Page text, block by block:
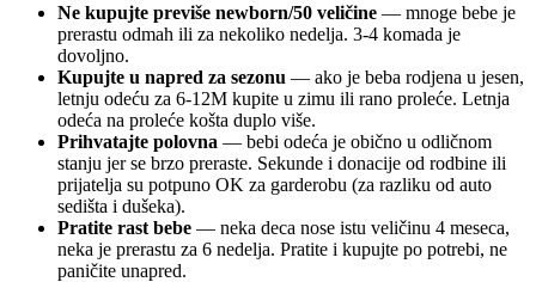
Ne kupujte previše newborn/50 veličine — mnoge bebe je
prerastu odmah ili za nekoliko nedelja. 3-4 komada je
dovoljno.
Kupujte u napred za sezonu — ako je beba rodjena u jesen,
letnju odeću za 6-12M kupite u zimu ili rano proleće. Letnja
odeća na proleće košta duplo više.
Prihvatajte polovna — bebi odeća je obično u odličnom
stanju jer se brzo preraste. Sekunde i donacije od rodbine ili
prijatelja su potpuno OK za garderobu (za razliku od auto
sedišta i dušeka).
Pratite rast bebe — neka deca nose istu veličinu 4 meseca,
neka je prerastu za 6 nedelja. Pratite i kupujte po potrebi, ne
paničite unapred.